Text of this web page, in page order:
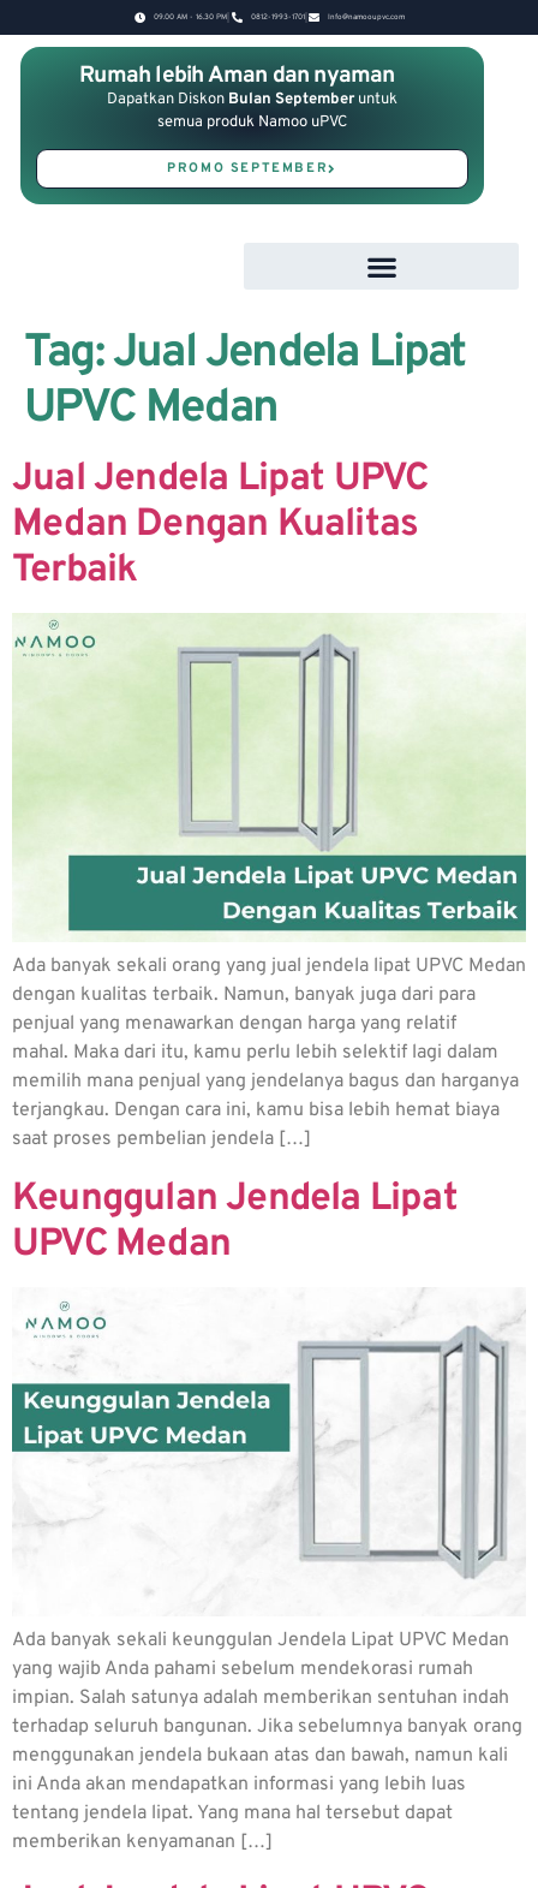
09.00 AM - 16.30 PM 0812-1993-1701 Info@namooupvc.com
Rumah lebih Aman dan nyaman
Dapatkan Diskon Bulan September untuk
semua produk Namoo uPVC
PROMO SEPTEMBER
Tag:Jual Jendela Lipat
UPVC Medan
Jual Jendela Lipat UPVC
Medan Dengan Kualitas
Terbaik
Ada banyak sekali orang yang jual jendela lipat UPVC Medan
dengan kualitas terbaik. Namun, banyak juga dari para
penjual yang menawarkan dengan harga yang relatif
mahal. Maka dari itu, kamu perlu lebih selektif lagi dalam
memilih mana penjual yang jendelanya bagus dan harganya
terjangkau. Dengan cara ini, kamu bisa lebih hemat biaya
saat proses pembelian jendela […]
Keunggulan Jendela Lipat
UPVC Medan
Ada banyak sekali keunggulan Jendela Lipat UPVC Medan
yang wajib Anda pahami sebelum mendekorasi rumah
impian. Salah satunya adalah memberikan sentuhan indah
terhadap seluruh bangunan. Jika sebelumnya banyak orang
menggunakan jendela bukaan atas dan bawah, namun kali
ini Anda akan mendapatkan informasi yang lebih luas
tentang jendela lipat. Yang mana hal tersebut dapat
memberikan kenyamanan […]